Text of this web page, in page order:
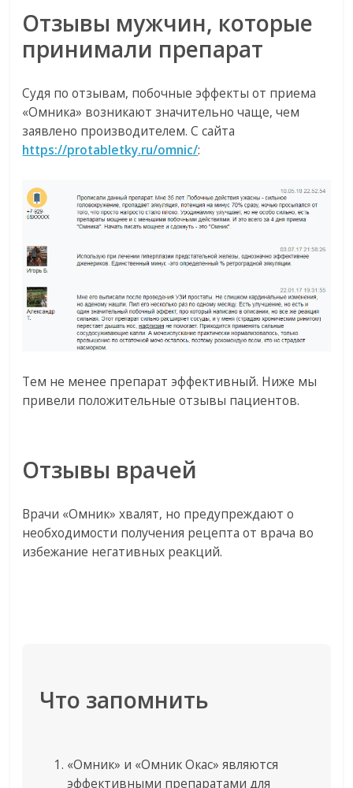
Отзывы мужчин, которые
принимали препарат
Судя по отзывам, побочные эффекты от приема
«Омника» возникают значительно чаще, чем
заявлено производителем. С сайта
https://protabletky.ru/omnic/:
Тем не менее препарат эффективный. Ниже мы
привели положительные отзывы пациентов.
Отзывы врачей
Врачи «Омник» хвалят, но предупреждают о
необходимости получения рецепта от врача во
избежание негативных реакций.
Что запомнить
«Омник» и «Омник Окас» являются
эффективными препаратами для